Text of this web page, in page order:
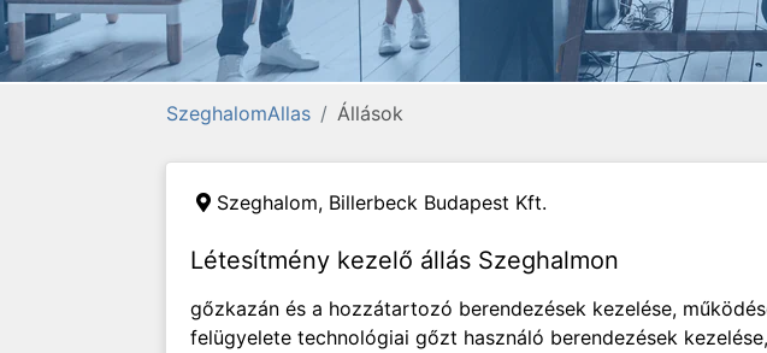
SzeghalomAllas Állások
Szeghalom, Billerbeck Budapest Kft.
Létesítmény kezelő állás Szeghalmon
gőzkazán és a hozzátartozó berendezések kezelése,
felügyelete technológiai gőzt használó berendezések kezelése,